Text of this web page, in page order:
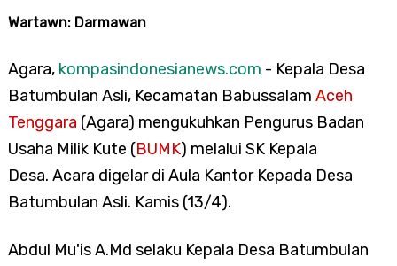
Wartawn: Darmawan
Agara, kompasindonesianews.com - Kepala Desa
Batumbulan Asli, Kecamatan Babussalam Aceh
Tenggara (Agara) mengukuhkan Pengurus Badan
Usaha Milik Kute (BUMK) melalui SK Kepala
Desa. Acara digelar di Aula Kantor Kepada Desa
Batumbulan Asli. Kamis (13/4).
Abdul Mu'is A.Md selaku Kepala Desa Batumbulan